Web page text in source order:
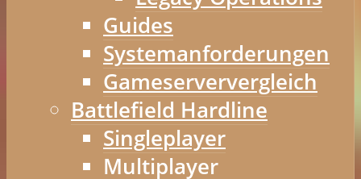
Guides
Systemanforderungen
Gameserververgleich
Battlefield Hardline
Singleplayer
Multiplayer